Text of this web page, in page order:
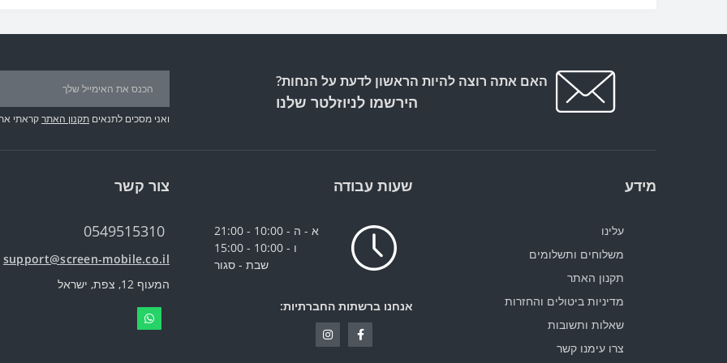
האם אתה רוצה להיות הראשון לדעת על הנחות?
הירשמו לניוזלטר שלנו
ואני מסכים לתנאים תקנון האתרקראתי
מידע
עלינו
משלוחים ותשלומים
תקנון האתר
מדיניות ביטולים והחזרות
שאלות ותשובות
צרו עימנו קשר
שעות עבודה
א - ה - 10:00 - 21:00
ו - 10:00 - 15:00
שבת - סגור
אנחנו ברשתות החברתיות:
צור קשר
0549515310
support@screen-mobile.co.il
המעוף 12, צפת, ישראל